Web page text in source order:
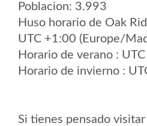
Poblacion: 3.993
Huso horario de Oak
UTC +1:00 (Europe/
Horario de verano :
Horario de invierno :
Si tienes pensado